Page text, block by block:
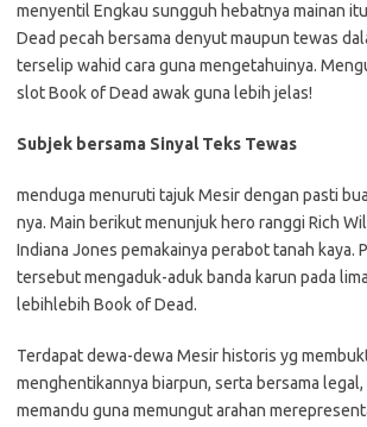
menyentil Engkau sungguh hebatnya mainan
Dead pecah bersama denyut maupun tewas
terselip wahid cara guna mengetahuinya.
slot Book of Dead awak guna lebih jelas!
Subjek bersama Sinyal Teks Tewas
menduga menuruti tajuk Mesir dengan pasti
nya. Main berikut menunjuk hero ranggi Rich
Indiana Jones pemakainya perabot tanah kaya.
tersebut mengaduk-aduk banda karun pada
lebihlebih Book of Dead.
Terdapat dewa-dewa Mesir historis yg
menghentikannya biarpun, serta bersama
memandu guna memungut arahan